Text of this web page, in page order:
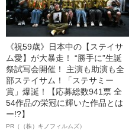
《祝59歳》日本中の【ステイサ
ム愛】が大暴走！ “勝手に”生誕
祭試写会開催！ 主演も助演も全
部ステイサム！「ステサミー
賞」爆誕！【応募総数941票 全
54作品の栄冠に輝いた作品とは
ー!?】
PR（（株）キノフィルムズ）